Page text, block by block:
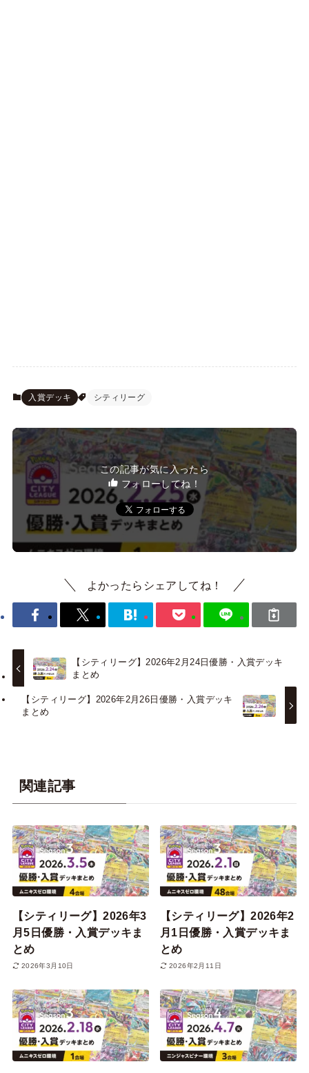
入賞デッキ シティリーグ
この記事が気に入ったら
フォローしてね！
よかったらシェアしてね！
【シティリーグ】2026年2月24日優勝・入賞デッキ
まとめ
【シティリーグ】2026年2月26日優勝・入賞デッキ
まとめ
関連記事
【シティリーグ】2026年3
月5日優勝・入賞デッキま
とめ
2026年3月10日
【シティリーグ】2026年2
月1日優勝・入賞デッキま
とめ
2026年2月11日